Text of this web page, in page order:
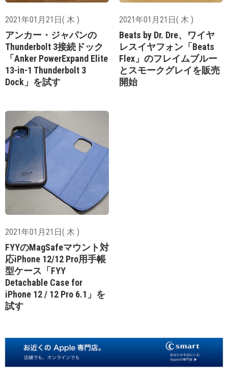
2021年01月21日( 木 )
アンカー・ジャパンの
Thunderbolt 3接続ドック
「Anker PowerExpand Elite
13-in-1 Thunderbolt 3
Dock」を試す
2021年01月21日( 木 )
Beats by Dr. Dre、ワイヤ
レスイヤフォン「Beats
Flex」のフレイムブルー
とスモークグレイを販売
開始
2021年01月21日( 木 )
FYYのMagSafeマウント対
応iPhone 12/12 Pro用手帳
型ケース「FYY
Detachable Case for
iPhone 12 / 12 Pro 6.1」を
試す